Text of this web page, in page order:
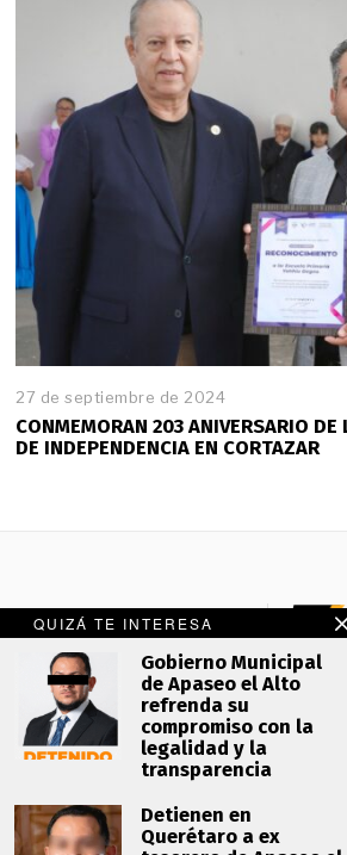
QUIZÁ TE INTERESA
Gobierno Municipal
de Apaseo el Alto
refrenda su
compromiso con la
legalidad y la
transparencia
Detienen en
Querétaro a ex
27 de septiembre de 2024
CONMEMORAN 203 ANIVERSARIO DE
DE INDEPENDENCIA EN CORTAZAR